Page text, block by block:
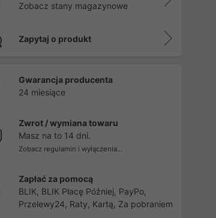
Zobacz stany magazynowe
Zapytaj o produkt
Gwarancja producenta
24 miesiące
Zwrot / wymiana towaru
Masz na to 14 dni.
Zobacz regulamin i wyłączenia...
Zapłać za pomocą
BLIK, BLIK Płacę Później, PayPo,
Przelewy24, Raty, Kartą, Za pobraniem